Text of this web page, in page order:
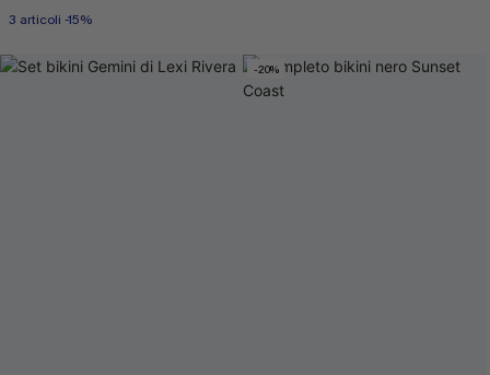
3 articoli -15%
-20%